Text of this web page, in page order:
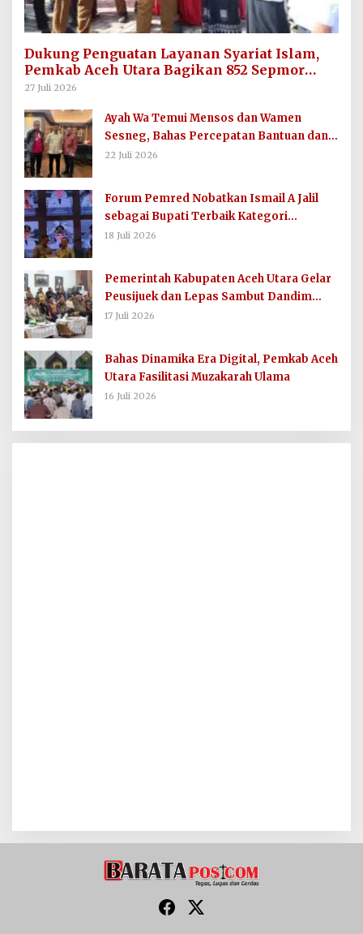
Dukung Penguatan Layanan Syariat Islam,
Pemkab Aceh Utara Bagikan 852 Sepmor
untuk Imum Gampong
27 Juli 2026
Ayah Wa Temui Mensos dan Wamen
Sesneg, Bahas Percepatan Bantuan dan
Dana Direktif Presiden
22 Juli 2026
Forum Pemred Nobatkan Ismail A Jalil
sebagai Bupati Terbaik Kategori
Komunikasi dan Informasi Publik
18 Juli 2026
Pemerintah Kabupaten Aceh Utara Gelar
Peusijuek dan Lepas Sambut Dandim
0103/AUT
17 Juli 2026
Bahas Dinamika Era Digital, Pemkab Aceh
Utara Fasilitasi Muzakarah Ulama
16 Juli 2026